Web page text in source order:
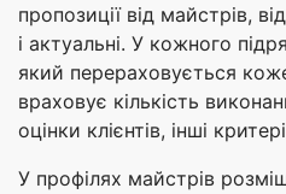
пропозиції від майстрів,
і актуальні. У кожного
який перераховується
враховує кількість
оцінки клієнтів, інші
У профілях майстрів